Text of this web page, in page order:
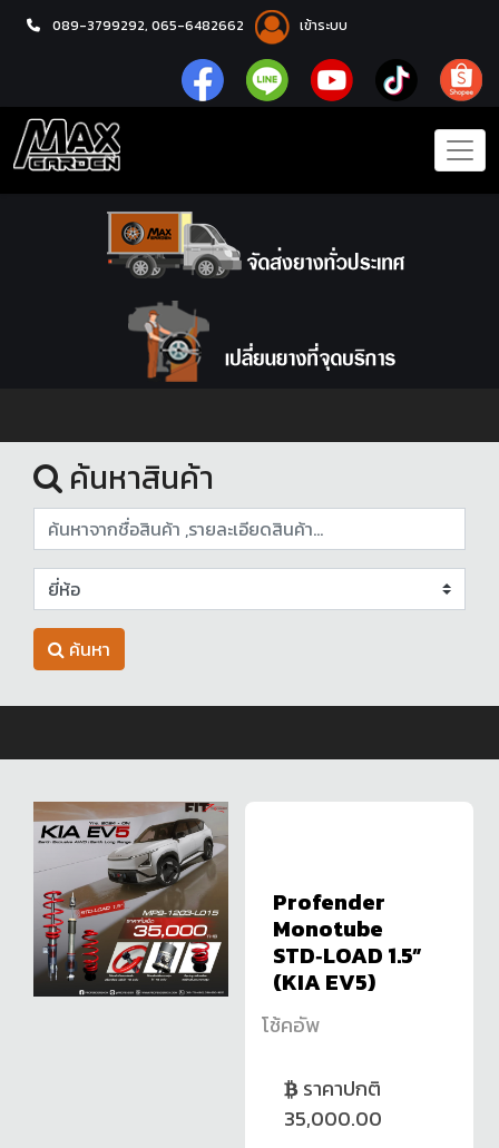
089-3799292, 065-6482662 เข้าระบบ
หน้าแรก
ค้นหาสินค้า
ค้นหา
Profender
Monotube
STD‑LOAD 1.5”
(KIA EV5)
โช้คอัพ
ราคาปกติ
35,000.00